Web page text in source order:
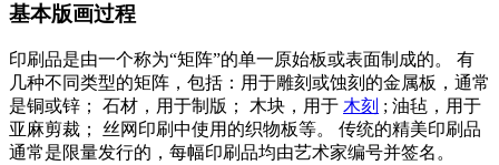
基本版画过程
印刷品是由一个称为“矩阵”的单一原始板或表面制成的。 有
几种不同类型的矩阵，包括：用于雕刻或蚀刻的金属板，通常
是铜或锌； 石材，用于制版； 木块，用于 木刻 ; 油毡，用于
亚麻剪裁； 丝网印刷中使用的织物板等。 传统的精美印刷品
通常是限量发行的，每幅印刷品均由艺术家编号并签名。